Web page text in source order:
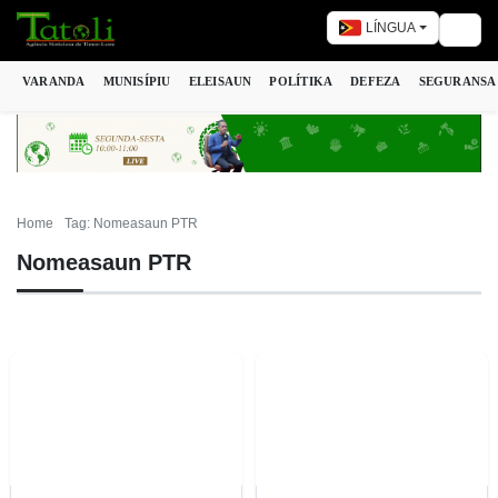
LÍNGUA
VARANDA MUNISÍPIU ELEISAUN POLÍTIKA DEFEZA SEGURANSA
Home Tag: Nomeasaun PTR
Nomeasaun PTR